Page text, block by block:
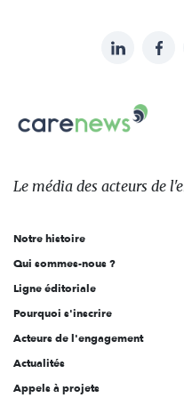
sur:
LinkedIn
Carenews,
Le
des
l'engagement
Le média des acteurs de
Notre histoire
Qui sommes-nous ?
Ligne éditoriale
Pourquoi s'inscrire
Acteurs de l'engagement
Actualités
Appels à projets